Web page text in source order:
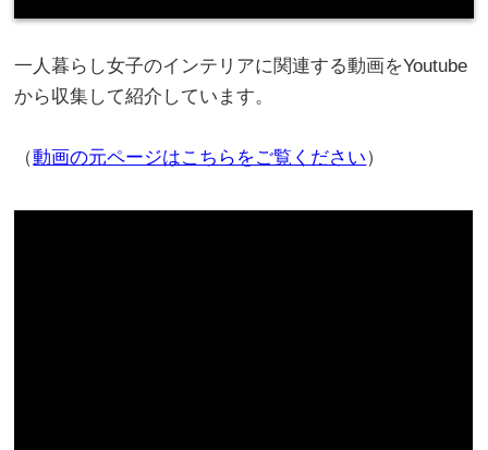
一人暮らし女子のインテリアに関連する動画をYoutube
から収集して紹介しています。
（動画の元ページはこちらをご覧ください）